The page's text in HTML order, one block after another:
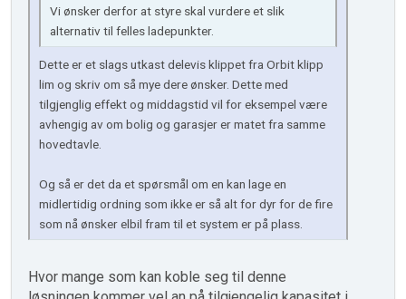
Vi ønsker derfor at styre skal vurdere et slik
alternativ til felles ladepunkter.
Dette er et slags utkast delevis klippet fra Orbit klipp
lim og skriv om så mye dere ønsker. Dette med
tilgjenglig effekt og middagstid vil for eksempel være
avhengig av om bolig og garasjer er matet fra samme
hovedtavle.
Og så er det da et spørsmål om en kan lage en
midlertidig ordning som ikke er så alt for dyr for de fire
som nå ønsker elbil fram til et system er på plass.
Hvor mange som kan koble seg til denne